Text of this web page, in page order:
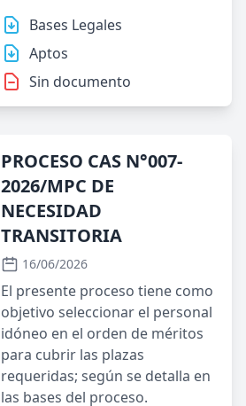
Bases Legales
Aptos
Sin documento
PROCESO CAS N°007-
2026/MPC DE
NECESIDAD
TRANSITORIA
16/06/2026
El presente proceso tiene como
objetivo seleccionar el personal
idóneo en el orden de méritos
para cubrir las plazas
requeridas; según se detalla en
las bases del proceso.